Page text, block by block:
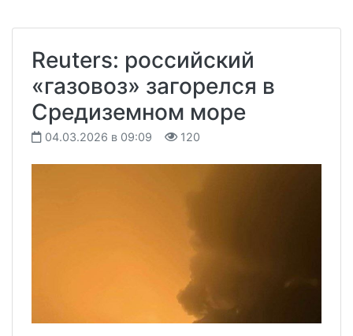
Reuters: российский
«газовоз» загорелся в
Средиземном море
04.03.2026 в 09:09 120